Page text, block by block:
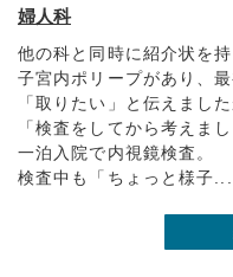
婦人科
他の科と同時に紹介状を持
子宮内ポリープがあり、
「取りたい」と伝えました
「検査をしてから考えま
一泊入院で内視鏡検査。
検査中も「ちょっと様子...